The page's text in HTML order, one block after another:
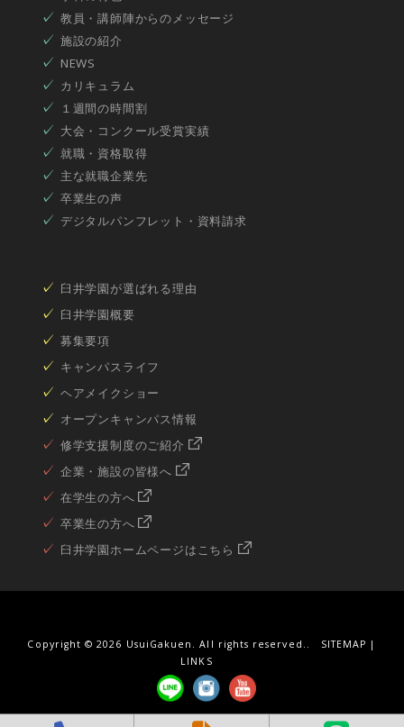
教員・講師陣からのメッセージ
施設の紹介
NEWS
カリキュラム
１週間の時間割
大会・コンクール受賞実績
就職・資格取得
主な就職企業先
卒業生の声
デジタルパンフレット・資料請求
臼井学園が選ばれる理由
臼井学園概要
募集要項
キャンパスライフ
ヘアメイクショー
オープンキャンパス情報
修学支援制度のご紹介
企業・施設の皆様へ
在学生の方へ
卒業生の方へ
臼井学園ホームページはこちら
Copyright ©2026 UsuiGakuen. All rights reserved.. SITEMAP |
LINKS